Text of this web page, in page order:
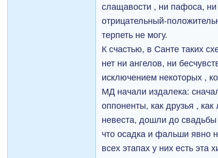
слащавости , ни пафоса,
отрицательный-
терпеть не могу.
К счастью, в Санте таких
нет ни ангелов, ни
исключением некоторых ,
МД начали издалека:
оппоненты, как друзья ,
невеста, дошли до
что осадка и фальши явно
всех этапах у них есть эта